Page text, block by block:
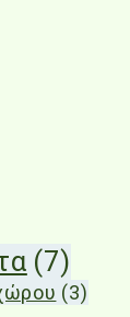
(7)
(3)